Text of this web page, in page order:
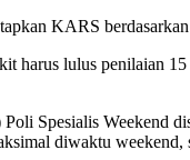
KARS
harus lulus penilaian
Spesialis Weekend
diwaktu